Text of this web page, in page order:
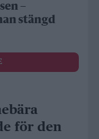
–
stängd
för den